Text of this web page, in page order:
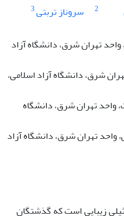
2 سروناز تربتی3
تهران شرق، دانشگاه آزاد
شرق، دانشگاه آزاد اسلامی،
واحد تهران شرق، دانشگاه
واحد تهران شرق، دانشگاه آزاد
زیبایی است که گذشتگان